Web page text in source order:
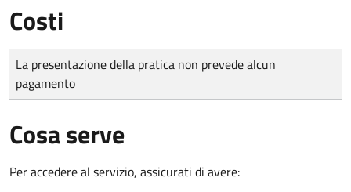
Costi
Tipo di pagamento
Importo
La presentazione della pratica non prevede alcun
pagamento
Cosa serve
Per accedere al servizio, assicurati di avere: